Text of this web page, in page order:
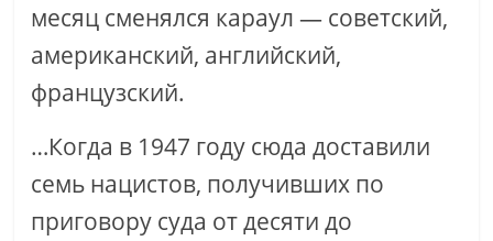
месяц сменялся караул — советский,
американский, английский,
французский.
…Когда в 1947 году сюда доставили
семь нацистов, получивших по
приговору суда от десяти до